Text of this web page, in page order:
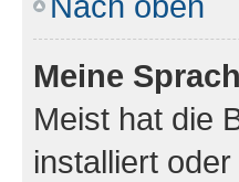
Meine
Meist hat die
installiert